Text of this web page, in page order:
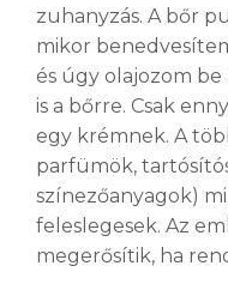
zuhanyzás. A bőr
mikor
és úgy olajozom be
is a bőrre. Csak
egy krémnek. A
parfümök,
színezőanyagok)
feleslegesek. Az
megerősítik, ha